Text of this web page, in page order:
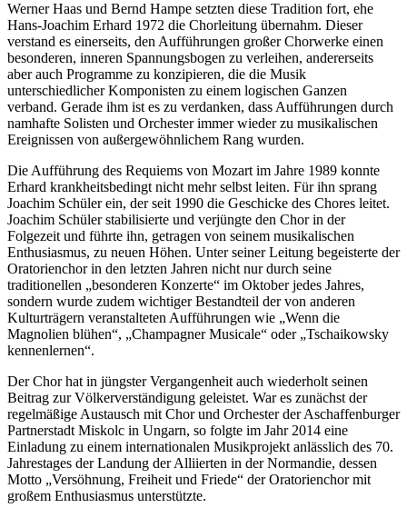
Werner Haas und Bernd Hampe setzten diese Tradition fort, ehe
Hans-Joachim Erhard 1972 die Chorleitung übernahm. Dieser
verstand es einerseits, den Aufführungen großer Chorwerke einen
besonderen, inneren Spannungsbogen zu verleihen, andererseits
aber auch Programme zu konzipieren, die die Musik
unterschiedlicher Komponisten zu einem logischen Ganzen
verband. Gerade ihm ist es zu verdanken, dass Aufführungen durch
namhafte Solisten und Orchester immer wieder zu musikalischen
Ereignissen von außergewöhnlichem Rang wurden.
Die Aufführung des Requiems von Mozart im Jahre 1989 konnte
Erhard krankheitsbedingt nicht mehr selbst leiten. Für ihn sprang
Joachim Schüler ein, der seit 1990 die Geschicke des Chores leitet.
Joachim Schüler stabilisierte und verjüngte den Chor in der
Folgezeit und führte ihn, getragen von seinem musikalischen
Enthusiasmus, zu neuen Höhen. Unter seiner Leitung begeisterte der
Oratorienchor in den letzten Jahren nicht nur durch seine
traditionellen „besonderen Konzerte“ im Oktober jedes Jahres,
sondern wurde zudem wichtiger Bestandteil der von anderen
Kulturträgern veranstalteten Aufführungen wie „Wenn die
Magnolien blühen“, „Champagner Musicale“ oder „Tschaikowsky
kennenlernen“.
Der Chor hat in jüngster Vergangenheit auch wiederholt seinen
Beitrag zur Völkerverständigung geleistet. War es zunächst der
regelmäßige Austausch mit Chor und Orchester der Aschaffenburger
Partnerstadt Miskolc in Ungarn, so folgte im Jahr 2014 eine
Einladung zu einem internationalen Musikprojekt anlässlich des 70.
Jahrestages der Landung der Alliierten in der Normandie, dessen
Motto „Versöhnung, Freiheit und Friede“ der Oratorienchor mit
großem Enthusiasmus unterstützte.